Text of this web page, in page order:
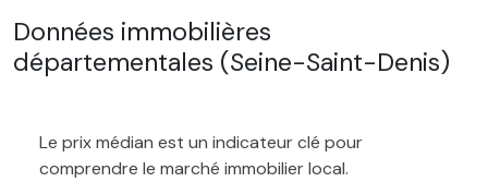
Données immobilières
départementales (Seine-Saint-Denis)
Le prix médian est un indicateur clé pour
comprendre le marché immobilier local.